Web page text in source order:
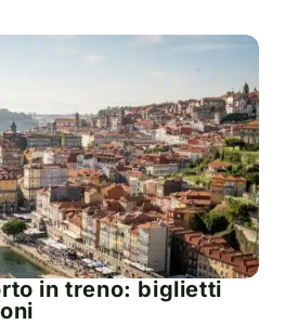
in treno: biglietti